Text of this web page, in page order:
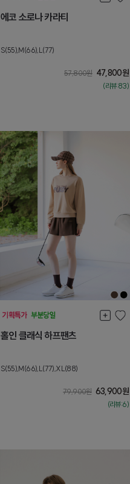
에코 소로나 카라티
S(55),M(66),L(77)
57,800원 47,800원
(리뷰:83)
홀인 클래식 하프팬츠
S(55),M(66),L(77),XL(88)
79,900원 63,900원
(리뷰:6)